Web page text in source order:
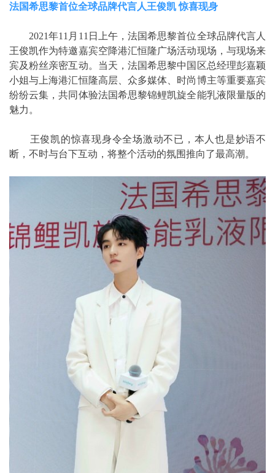
法国希思黎首位全球品牌代言人王俊凯 惊喜现身
2021年11月11日上午，法国希思黎首位全球品牌代言人
王俊凯作为特邀嘉宾空降港汇恒隆广场活动现场，与现场来
宾及粉丝亲密互动。当天，法国希思黎中国区总经理彭嘉颖
小姐与上海港汇恒隆高层、众多媒体、时尚博主等重要嘉宾
纷纷云集，共同体验法国希思黎锦鲤凯旋全能乳液限量版的
魅力。
王俊凯的惊喜现身令全场激动不已，本人也是妙语不
断，不时与台下互动，将整个活动的氛围推向了最高潮。